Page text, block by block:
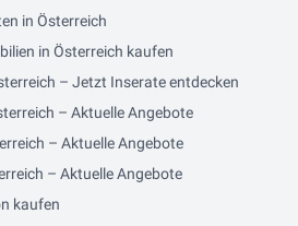
in Österreich
in Österreich kaufen
– Jetzt Inserate entdecken
– Aktuelle Angebote
– Aktuelle Angebote
– Aktuelle Angebote
kaufen